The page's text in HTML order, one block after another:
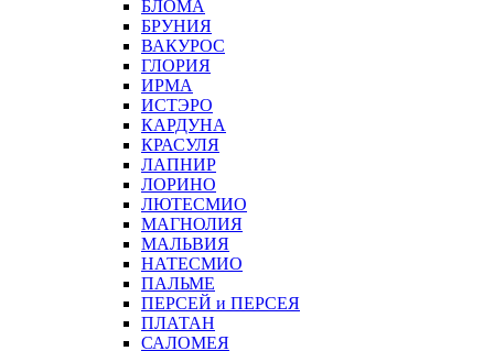
БЛОМА
БРУНИЯ
ВАКУРОС
ГЛОРИЯ
ИРМА
ИСТЭРО
КАРДУНА
КРАСУЛЯ
ЛАПНИР
ЛОРИНО
ЛЮТЕСМИО
МАГНОЛИЯ
МАЛЬВИЯ
НАТЕСМИО
ПАЛЬМЕ
ПЕРСЕЙ и ПЕРСЕЯ
ПЛАТАН
САЛОМЕЯ